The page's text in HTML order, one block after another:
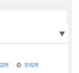
市
宇佐市